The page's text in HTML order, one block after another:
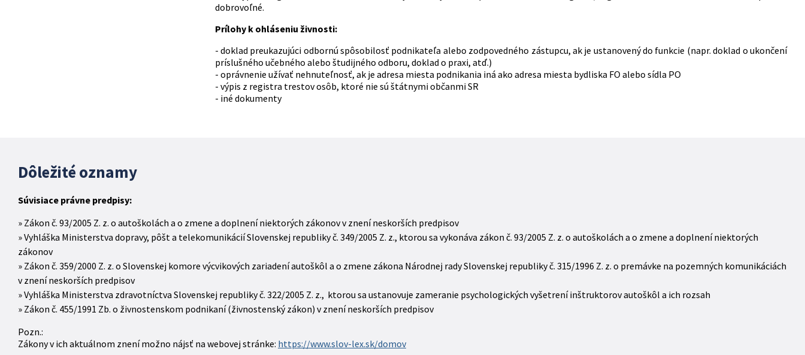
dobrovoľné.
Prílohy k ohláseniu živnosti:
- doklad preukazujúci odbornú spôsobilosť podnikateľa alebo zodpovedného zástupcu, ak je ustanovený do funkcie (napr. doklad o ukončení
príslušného učebného alebo študijného odboru, doklad o praxi, atď.)
- oprávnenie užívať nehnuteľnosť, ak je adresa miesta podnikania iná ako adresa miesta bydliska FO alebo sídla PO
- výpis z registra trestov osôb, ktoré nie sú štátnymi občanmi SR
- iné dokumenty
Dôležité oznamy
Súvisiace právne predpisy:
Zákon č. 93/2005 Z. z. o autoškolách a o zmene a doplnení niektorých zákonov v znení neskorších predpisov
Vyhláška Ministerstva dopravy, pôšt a telekomunikácií Slovenskej republiky č. 349/2005 Z. z., ktorou sa vykonáva zákon č. 93/2005 Z. z. o autoškolách a o zmene a doplnení niektorých
zákonov
Zákon č. 359/2000 Z. z. o Slovenskej komore výcvikových zariadení autoškôl a o zmene zákona Národnej rady Slovenskej republiky č. 315/1996 Z. z. o premávke na pozemných komunikáciách
v znení neskorších predpisov
Vyhláška Ministerstva zdravotníctva Slovenskej republiky č. 322/2005 Z. z., ktorou sa ustanovuje zameranie psychologických vyšetrení inštruktorov autoškôl a ich rozsah
Zákon č. 455/1991 Zb. o živnostenskom podnikaní (živnostenský zákon) v znení neskorších predpisov
Pozn.:
Zákony v ich aktuálnom znení možno nájsť na webovej stránke: https://www.slov-lex.sk/domov